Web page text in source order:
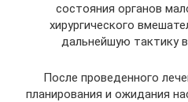
состояния органов
хирургического
дальнейшую тактику
После проведенного
планирования и ожидания